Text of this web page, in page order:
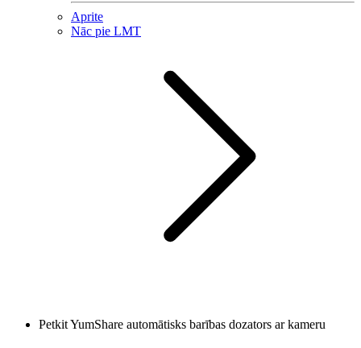
Aprite
Nāc pie LMT
Petkit YumShare automātisks barības dozators ar kameru